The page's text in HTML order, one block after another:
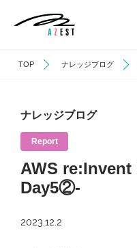
TOP ナレッジブログ
ナレッジブログ
Report
AWS re:Invent
Day5②-
2023.12.2